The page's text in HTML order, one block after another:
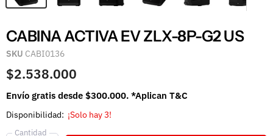
CABINA ACTIVA EV ZLX-8P-G2 US
SKU CABI0136
$2.538.000
Envío gratis desde $300.000. *Aplican T&C
Disponibilidad: ¡Solo hay 3!
Cantidad